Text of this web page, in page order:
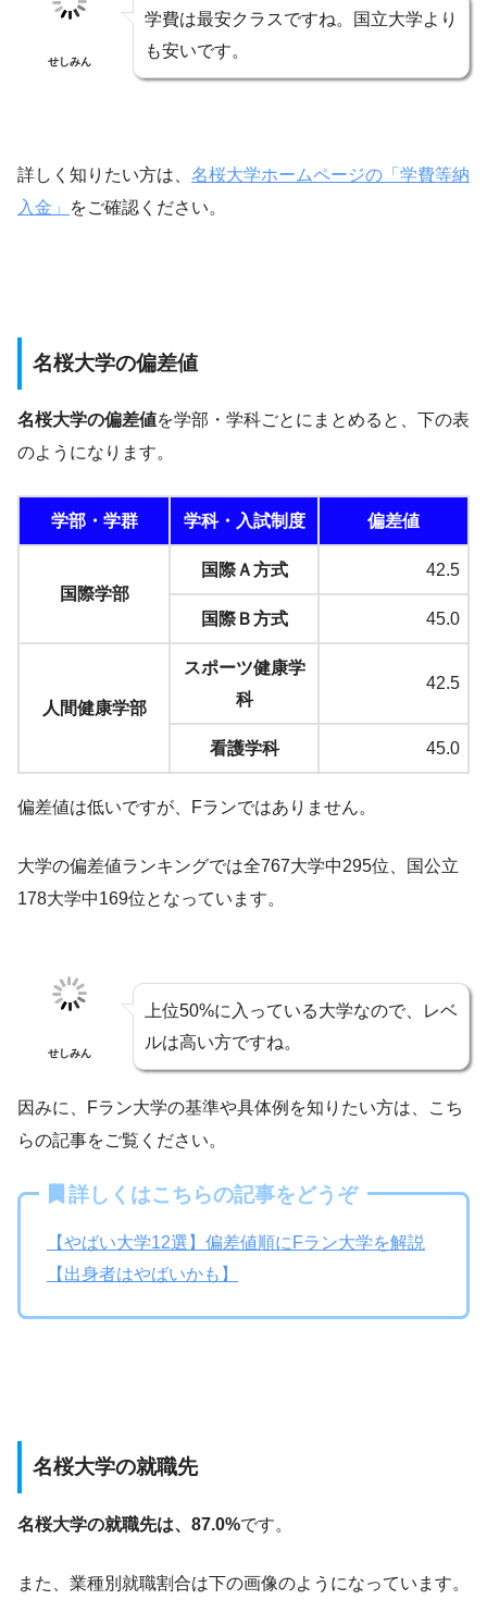
せしみん
学費は最安クラスですね。国立大学より
も安いです。
詳しく知りたい方は、 名桜大学ホームページの「学費等納
入金」
をご確認ください。
名桜大学の偏差値
名桜大学の偏差値を学部・学科ごとにまとめると、下の表
のようになります。
学部・学群 学科・入試制度 偏差値
国際学部
国際Ａ方式 42.5
国際Ｂ方式 45.0
人間健康学部
スポーツ健康学
科
42.5
看護学科 45.0
偏差値は低いですが、Fランではありません。
大学の偏差値ランキングでは全767大学中295位、国公立
178大学中169位となっています。
せしみん
上位50%に入っている大学なので、レベ
ルは高い方ですね。
因みに、Fラン大学の基準や具体例を知りたい方は、こち
らの記事をご覧ください。
詳しくはこちらの記事をどうぞ
【やばい大学12選】偏差値順にFラン大学を解説
【出身者はやばいかも】
名桜大学の就職先
名桜大学の就職先は、87.0%です。
また、業種別就職割合は下の画像のようになっています。